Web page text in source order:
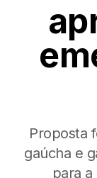
Proposta
gaúcha e
para